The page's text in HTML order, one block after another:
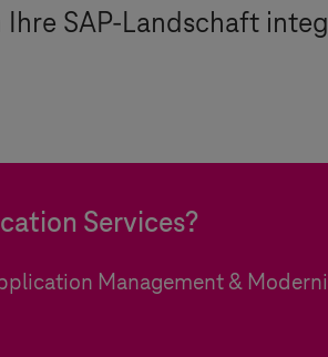
SAP-Landschaft
Services?
Management &